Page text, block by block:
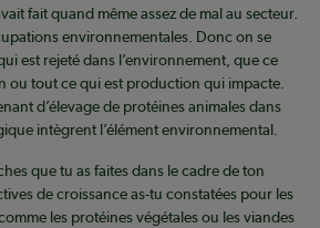
fait quand même assez de mal au secteur.
environnementales. Donc on se
est rejeté dans l’environnement, que ce
ou tout ce qui est production qui impacte.
d’élevage de protéines animales dans
intègrent l’élément environnemental.
que tu as faites dans le cadre de ton
de croissance as-tu constatées pour les
les protéines végétales ou les viandes